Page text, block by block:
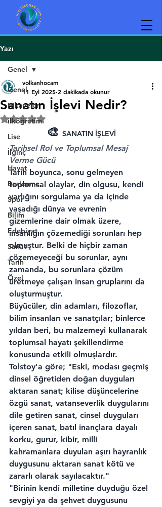
Yazı
Genel
Hikayeler
ilköğretim
Lise
İlginç
Hayat
Beslenme
Spor
Bilim
Edebiyat
Sanat
Tarih
Özel
Genel
Sanatın İşlevi Nedir?
volkanhocam
11 Eyl 2025 2 dakikada okunur
5 üzerinden NaN yıldız
🎨 SANATIN İŞLEVİ
Tarihsel Rol ve Toplumsal Mesaj
Verme Gücü
Tarih boyunca, sonu gelmeyen
toplumsal olaylar, din olgusu, kendi
varlığını sorgulama ya da içinde
yaşadığı dünya ve evrenin
gizemlerine dair olmak üzere,
insanlığın çözemediği sorunları hep
olmuştur. Belki de hiçbir zaman
çözemeyeceği bu sorunlar, aynı
zamanda, bu sorunlara çözüm
üretmeye çalışan insan gruplarını da
oluşturmuştur.
Büyücüler, din adamları, filozoflar,
bilim insanları ve sanatçılar; binlerce
yıldan beri, bu malzemeyi kullanarak
toplumsal hayatı şekillendirme
konusunda etkili olmuşlardır.
Tolstoy'a göre; "Eski, modası geçmiş
dinsel öğretiden doğan duyguları
aktaran sanat; kilise düşüncelerine
özgü sanat, vatanseverlik duygularını
dile getiren sanat, cinsel duyguları
içeren sanat, batıl inançlara dayalı
korku, gurur, kibir, milli
kahramanlara duyulan aşırı hayranlık
duygusunu aktaran sanat kötü ve
zararlı olarak sayılacaktır."
"Birinin kendi milletine duyduğu özel
sevgiyi ya da şehvet duygusunu